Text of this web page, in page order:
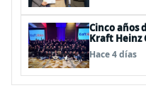
Cinco años
Kraft Heinz
Great Place
Hace 4 días